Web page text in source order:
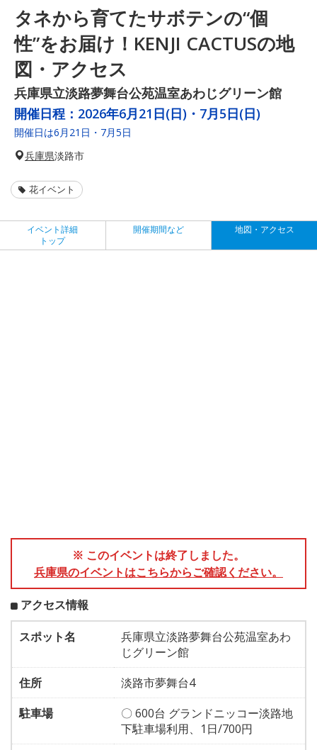
タネから育てたサボテンの“個
性”をお届け！KENJI CACTUSの地
図・アクセス
兵庫県立淡路夢舞台公苑温室あわじグリーン館
開催日程： 2026年6月21日(日)・7月5日(日)
開催日は6月21日・7月5日
兵庫県淡路市
花イベント
イベント詳細
トップ
開催期間など 地図・アクセス
※ このイベントは終了しました。
兵庫県のイベントはこちらからご確認ください。
アクセス情報
スポット名
兵庫県立淡路夢舞台公苑温室あわ
じグリーン館
住所
淡路市夢舞台4
駐車場
〇 600台 グランドニッコー淡路地
下駐車場利用、1日/700円